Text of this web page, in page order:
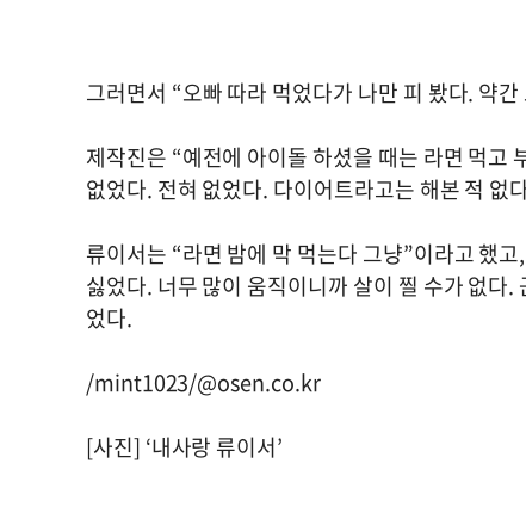
그러면서 “오빠 따라 먹었다가 나만 피 봤다. 약
제작진은 “예전에 아이돌 하셨을 때는 라면 먹고
없었다. 전혀 없었다. 다이어트라고는 해본 적 없
류이서는 “라면 밤에 막 먹는다 그냥”이라고 했
싫었다. 너무 많이 움직이니까 살이 찔 수가 없다
었다.
/mint1023/@osen.co.kr
[사진] ‘내사랑 류이서’